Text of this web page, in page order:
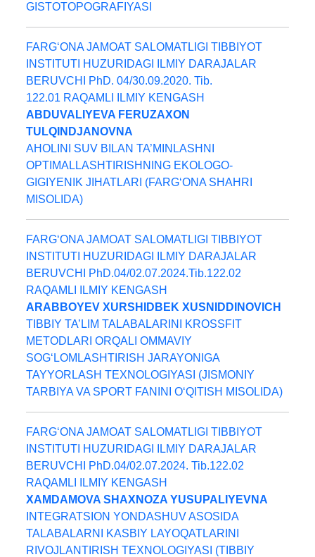
GISTOTOPOGRAFIYASI
FARG‘ONA JAMOAT SALOMATLIGI TIBBIYOT
INSTITUTI HUZURIDAGI ILMIY DARAJALAR
BERUVCHI PhD. 04/30.09.2020. Tib.
122.01 RAQAMLI ILMIY KENGASH
ABDUVALIYEVA FERUZAXON
TULQINDJANOVNA
AHOLINI SUV BILAN TA’MINLASHNI
OPTIMALLASHTIRISHNING EKOLOGO-
GIGIYENIK JIHATLARI (FARG‘ONA SHAHRI
MISOLIDA)
FARG‘ONA JAMOAT SALOMATLIGI TIBBIYOT
INSTITUTI HUZURIDAGI ILMIY DARAJALAR
BERUVCHI PhD.04/02.07.2024.Tib.122.02
RAQAMLI ILMIY KENGASH
ARABBOYEV XURSHIDBEK XUSNIDDINOVICH
TIBBIY TA’LIM TALABALARINI KROSSFIT
METODLARI ORQALI OMMAVIY
SOG‘LOMLASHTIRISH JARAYONIGA
TAYYORLASH TEXNOLOGIYASI (JISMONIY
TARBIYA VA SPORT FANINI O‘QITISH MISOLIDA)
FARG‘ONA JAMOAT SALOMATLIGI TIBBIYOT
INSTITUTI HUZURIDAGI ILMIY DARAJALAR
BERUVCHI PhD.04/02.07.2024. Tib.122.02
RAQAMLI ILMIY KENGASH
XAMDAMOVA SHAXNOZA YUSUPALIYEVNA
INTEGRATSION YONDASHUV ASOSIDA
TALABALARNI KASBIY LAYOQATLARINI
RIVOJLANTIRISH TEXNOLOGIYASI (TIBBIY